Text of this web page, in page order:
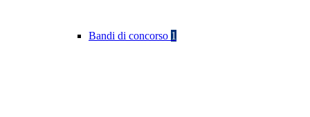
Bandi di concorso 1